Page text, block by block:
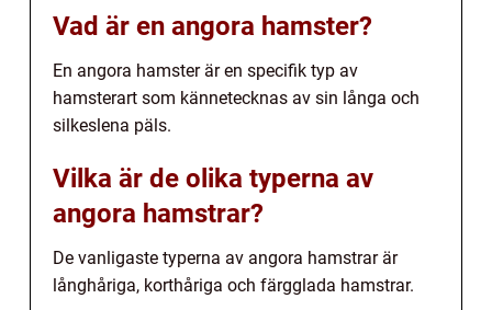
Vad är en angora hamster?
En angora hamster är en specifik typ av
hamsterart som kännetecknas av sin långa och
silkeslena päls.
Vilka är de olika typerna av
angora hamstrar?
De vanligaste typerna av angora hamstrar är
långhåriga, korthåriga och färgglada hamstrar.